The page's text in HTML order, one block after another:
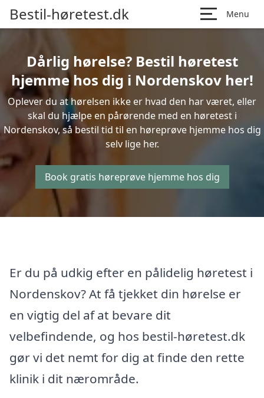
Bestil-høretest.dk Menu
Dårlig hørelse? Bestil høretest
hjemme hos dig i Nordenskov her!
Oplever du at hørelsen ikke er hvad den har været, eller
skal du hjælpe en pårørende med en høretest i
Nordenskov, så bestil tid til en høreprøve hjemme hos dig
selv lige her.
Book gratis høreprøve hjemme hos dig
Er du på udkig efter en pålidelig høretest i
Nordenskov? At få tjekket din hørelse er
en vigtig del af at bevare dit
velbefindende, og hos bestil-høretest.dk
gør vi det nemt for dig at finde den rette
klinik i dit nærområde.